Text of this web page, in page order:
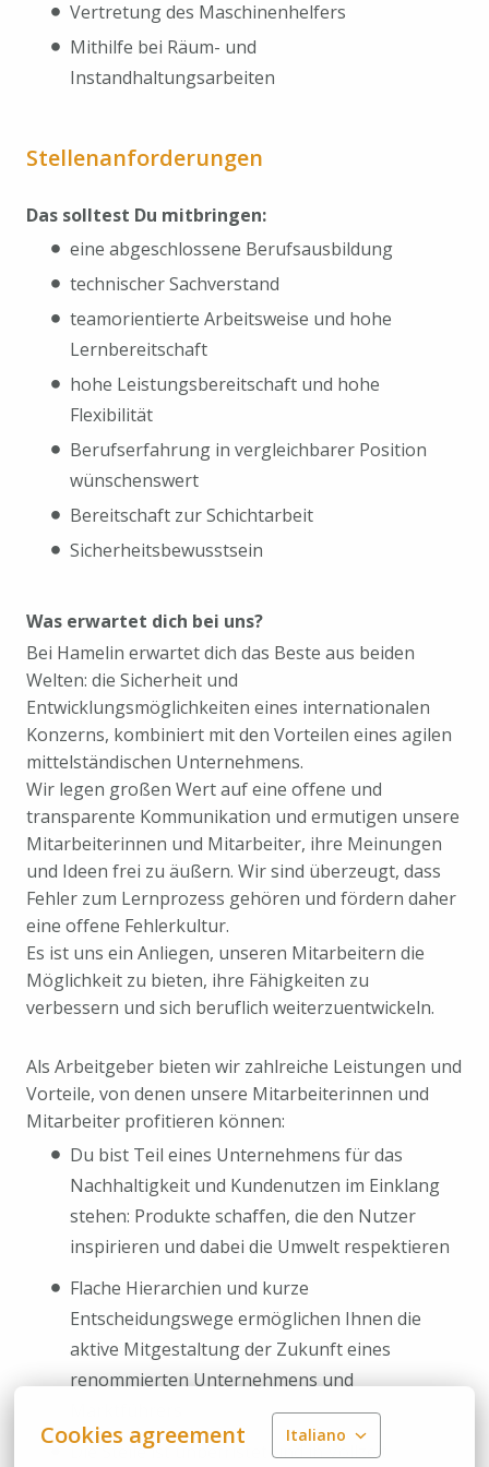
Cookies agreement Italiano
Vertretung des Maschinenhelfers
Mithilfe bei Räum- und
Instandhaltungsarbeiten
Stellenanforderungen
Das solltest Du mitbringen:
eine abgeschlossene Berufsausbildung
technischer Sachverstand
teamorientierte Arbeitsweise und hohe
Lernbereitschaft
hohe Leistungsbereitschaft und hohe
Flexibilität
Berufserfahrung in vergleichbarer Position
wünschenswert
Bereitschaft zur Schichtarbeit
Sicherheitsbewusstsein
Was erwartet dich bei uns?
Bei Hamelin erwartet dich das Beste aus beiden
Welten: die Sicherheit und
Entwicklungsmöglichkeiten eines internationalen
Konzerns, kombiniert mit den Vorteilen eines agilen
mittelständischen Unternehmens.
Wir legen großen Wert auf eine offene und
transparente Kommunikation und ermutigen unsere
Mitarbeiterinnen und Mitarbeiter, ihre Meinungen
und Ideen frei zu äußern. Wir sind überzeugt, dass
Fehler zum Lernprozess gehören und fördern daher
eine offene Fehlerkultur.
Es ist uns ein Anliegen, unseren Mitarbeitern die
Möglichkeit zu bieten, ihre Fähigkeiten zu
verbessern und sich beruflich weiterzuentwickeln.
Als Arbeitgeber bieten wir zahlreiche Leistungen und
Vorteile, von denen unsere Mitarbeiterinnen und
Mitarbeiter profitieren können:
Du bist Teil eines Unternehmens für das
Nachhaltigkeit und Kundenutzen im Einklang
stehen: Produkte schaffen, die den Nutzer
inspirieren und dabei die Umwelt respektieren
Flache Hierarchien und kurze
Entscheidungswege ermöglichen Ihnen die
aktive Mitgestaltung der Zukunft eines
renommierten Unternehmens und
Die Stelle ist unbefristet und in Vollzeit